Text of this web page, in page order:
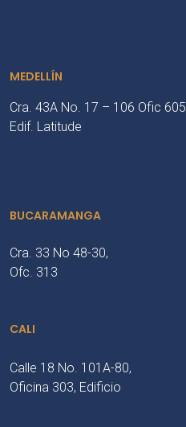
MEDELLÍN
Cra. 43A No. 17 – 106 Ofic 605
Edif. Latitude
BUCARAMANGA
Cra. 33 No 48-30,
Ofc. 313
CALI
Calle 18 No. 101A-80,
Oficina 303, Edificio